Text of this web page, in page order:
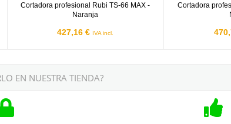
Cortadora profesional Rubi TS-66 MAX -
Naranja
427,16 € IVA incl.
Cortadora
EN NUESTRA TIENDA?